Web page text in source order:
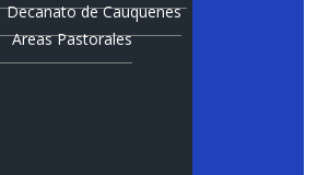
Decanato de Cauquenes
Areas Pastorales